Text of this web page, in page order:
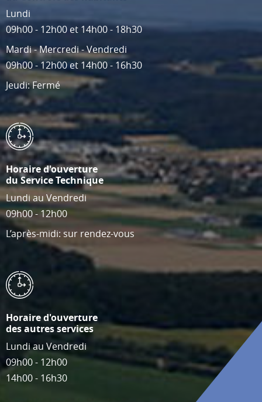
Lundi
09h00 - 12h00 et 14h00 - 18h30
Mardi - Mercredi - Vendredi
09h00 - 12h00 et 14h00 - 16h30
Jeudi: Fermé
Horaire d'ouverture
du Service Technique
Lundi au Vendredi
09h00 - 12h00
L’après-midi: sur rendez-vous
Horaire d'ouverture
des autres services
Lundi au Vendredi
09h00 - 12h00
14h00 - 16h30